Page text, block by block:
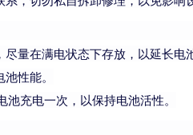
量在满电状态下存放，以延长电
性能。
池充电一次，以保持电池活性。